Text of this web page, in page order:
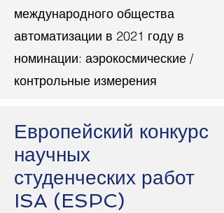
международного общества
автоматизации в 2021 году в
номинации: аэрокосмические /
контрольные измерения
Европейский конкурс
научных
студенческих работ
ISA (ESPC)